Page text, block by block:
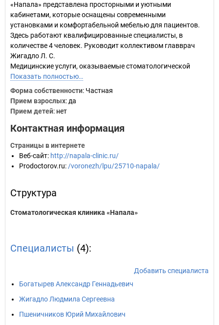
«Напала» представлена просторными и уютными
кабинетами, которые оснащены современными
установками и комфортабельной мебелью для пациентов.
Здесь работают квалифицированные специалисты, в
количестве 4 человек. Руководит коллективом главврач
Жигадло Л. С.
Медицинские услуги, оказываемые стоматологической
Показать полностью…
Форма собственности: Частная
Прием взрослых: да
Прием детей: нет
Контактная информация
Страницы в интернете
Веб-сайт: http://napala-clinic.ru/
Prodoctorov.ru: /voronezh/lpu/25710-napala/
Структура
Стоматологическая клиника «Напала»
Специалисты (4):
Добавить специалиста
Богатырев Александр Геннадьевич
Жигадло Людмила Сергеевна
Пшеничников Юрий Михайлович